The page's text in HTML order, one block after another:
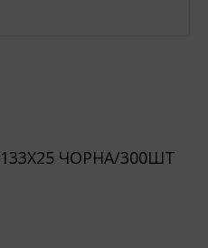
ЧОРНА/300ШТ